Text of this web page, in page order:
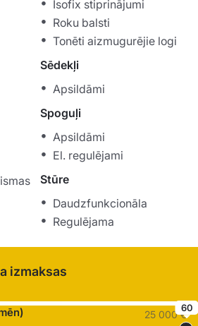
Isofix stiprinājumi
Roku balsti
Tonēti aizmugurējie logi
Sēdekļi
Apsildāmi
Spoguļi
Apsildāmi
El. regulējami
Stūre
Daudzfunkcionāla
Regulējama
izmaksas
25 000 €
60